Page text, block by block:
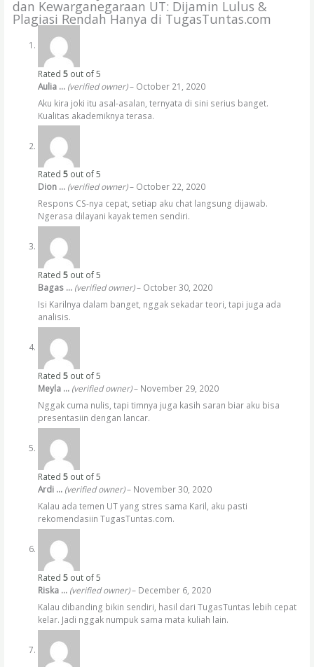
dan Kewarganegaraan UT: Dijamin Lulus &
Plagiasi Rendah Hanya di TugasTuntas.com
Rated 5out of 5
Aulia … (verified owner) – October 21, 2020
Aku kira joki itu asal-asalan, ternyata di sini serius banget.
Kualitas akademiknya terasa.
Rated 5out of 5
Dion … (verified owner) – October 22, 2020
Respons CS-nya cepat, setiap aku chat langsung dijawab.
Ngerasa dilayani kayak temen sendiri.
Rated 5out of 5
Bagas … (verified owner) – October 30, 2020
Isi Karilnya dalam banget, nggak sekadar teori, tapi juga ada
analisis.
Rated 5out of 5
Meyla … (verified owner) – November 29, 2020
Nggak cuma nulis, tapi timnya juga kasih saran biar aku bisa
presentasiin dengan lancar.
Rated 5out of 5
Ardi … (verified owner) – November 30, 2020
Kalau ada temen UT yang stres sama Karil, aku pasti
rekomendasiin TugasTuntas.com.
Rated 5out of 5
Riska … (verified owner) – December 6, 2020
Kalau dibanding bikin sendiri, hasil dari TugasTuntas lebih cepat
kelar. Jadi nggak numpuk sama mata kuliah lain.